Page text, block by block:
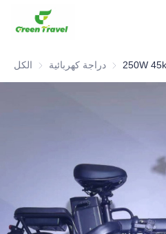
الكل دراجة كهربائية دراجة كهربائية
الأخبار وقضايا التعاون